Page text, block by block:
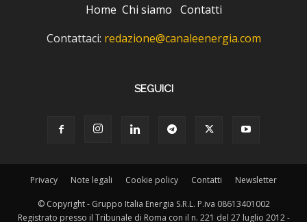
Home Chi siamo Contatti
Contattaci: redazione@canaleenergia.com
SEGUICI
Privacy Note legali Cookie policy Contatti Newsletter
© Copyright - Gruppo Italia Energia S.R.L. P.iva 08613401002
Registrato presso il Tribunale di Roma con il n. 221 del 27 luglio 2012 -